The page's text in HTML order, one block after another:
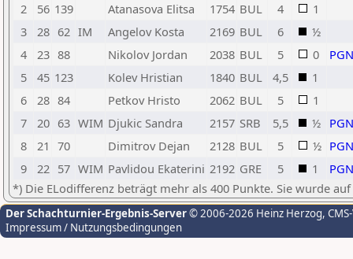
2
56 139 Atanasova Elitsa 1754 BUL 4
1
3
28 62 IM Angelov Kosta 2169 BUL 6
½
4
23 88 Nikolov Jordan 2038 BUL 5 0
PGN
5
45 123 Kolev Hristian 1840 BUL 4,5
1
6
28 84 Petkov Hristo 2062 BUL 5
1
7
20 63 WIM Djukic Sandra 2157 SRB 5,5 ½ PGN
8
21 70 Dimitrov Dejan 2128 BUL 5 ½ PGN
9
22 57 WIM Pavlidou Ekaterini 2192 GRE 5 1
PGN
*) Die ELodifferenz beträgt mehr als 400 Punkte. Sie wurde
Der Schachturnier-Ergebnis-Server© 2006-2026 Heinz Herzog,
Impressum / Nutzungsbedingungen